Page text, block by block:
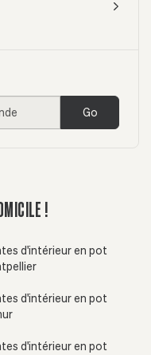
Go
!
d'intérieur en pot
d'intérieur en pot
d'intérieur en pot